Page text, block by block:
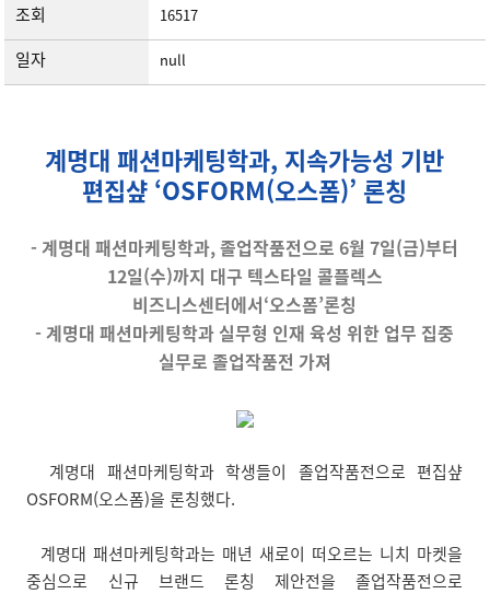
조회 16517
일자 null
계명대 패션마케팅학과, 지속가능성 기반
편집샾 ‘OSFORM(오스폼)’ 론칭
- 계명대 패션마케팅학과, 졸업작품전으로 6월 7일(금)부터
12일(수)까지 대구 텍스타일 콜플렉스
비즈니스센터에서‘오스폼’론칭
- 계명대 패션마케팅학과 실무형 인재 육성 위한 업무 집중
실무로 졸업작품전 가져
계명대 패션마케팅학과 학생들이 졸업작품전으로 편집샾
OSFORM(오스폼)을 론칭했다.
계명대 패션마케팅학과는 매년 새로이 떠오르는 니치 마켓을
중심으로 신규 브랜드 론칭 제안전을 졸업작품전으로